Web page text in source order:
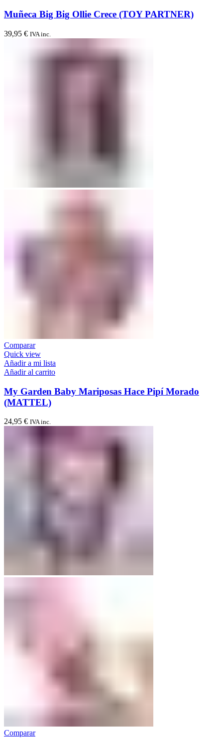
Muñeca Big Big Ollie Crece (TOY PARTNER)
39,95 € IVA inc.
Comparar
Quick view
Añadir a mi lista
Añadir al carrito
My Garden Baby Mariposas Hace Pipí Morado
(MATTEL)
24,95 € IVA inc.
Comparar